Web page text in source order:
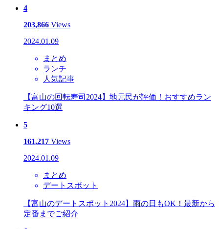
4
203,866 Views
2024.01.09
まとめ
ランチ
人気記事
【富山の回転寿司2024】地元民が評価！おすすめラン
キング10選
5
161,217 Views
2024.01.09
まとめ
デートスポット
【富山のデートスポット2024】雨の日もOK！最新から
定番までご紹介